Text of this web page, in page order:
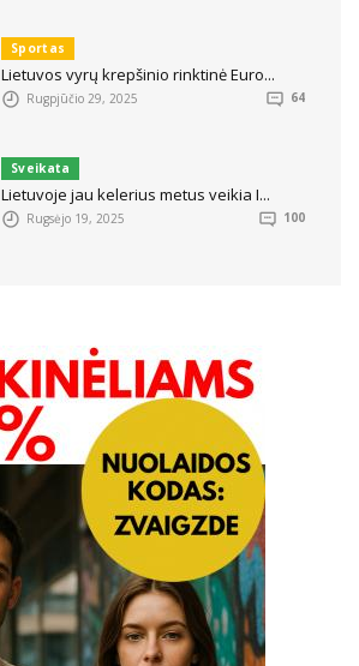
Sportas
Lietuvos vyrų krepšinio rinktinė Euro...
Rugpjūčio 29, 2025 64
Sveikata
Lietuvoje jau kelerius metus veikia I...
Rugsėjo 19, 2025 100